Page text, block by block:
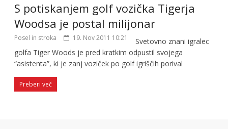
S potiskanjem golf vozička Tigerja
Woodsa je postal milijonar
Posel in stroka 19. Nov 2011 10:21
Svetovno znani igralec
golfa Tiger Woods je pred kratkim odpustil svojega
“asistenta”, ki je zanj voziček po golf igriščih porival
Preberi več